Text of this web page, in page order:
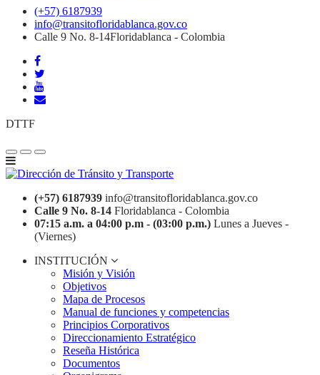
(+57) 6187939
info@transitofloridablanca.gov.co
Calle 9 No. 8-14Floridablanca - Colombia
DTTF
(+57) 6187939 info@transitofloridablanca.gov.co
Calle 9 No. 8-14 Floridablanca - Colombia
07:15 a.m. a 04:00 p.m - (03:00 p.m.) Lunes a Jueves -
(Viernes)
INSTITUCIÓN
Misión y Visión
Objetivos
Mapa de Procesos
Manual de funciones y competencias
Principios Corporativos
Direccionamiento Estratégico
Reseña Histórica
Documentos